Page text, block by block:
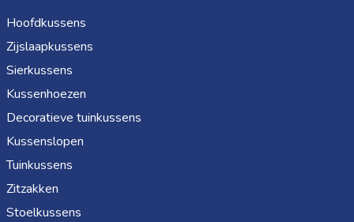
Hoofdkussens
Zijslaapkussens
Sierkussens
Kussenhoezen
Decoratieve tuinkussens
Kussenslopen
Tuinkussens
Zitzakken
Stoelkussens